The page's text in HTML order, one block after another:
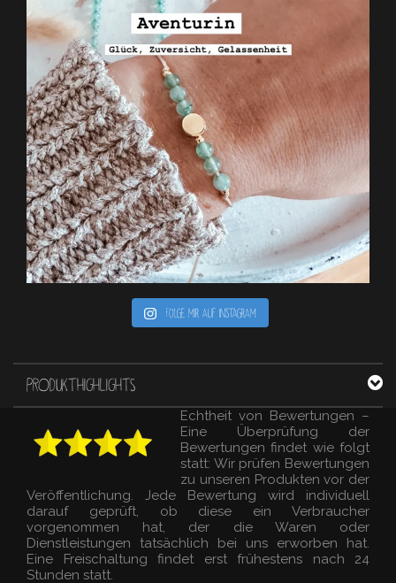
Folge mir auf Instagram
PRODUKTHIGHLIGHTS
Echtheit von Bewertungen –
Eine Überprüfung der
Bewertungen findet wie folgt
statt: Wir prüfen Bewertungen
zu unseren Produkten vor der
Veröffentlichung. Jede Bewertung wird individuell
darauf geprüft, ob diese ein Verbraucher
vorgenommen hat, der die Waren oder
Dienstleistungen tatsächlich bei uns erworben hat.
Eine Freischaltung findet erst frühestens nach 24
Stunden statt.